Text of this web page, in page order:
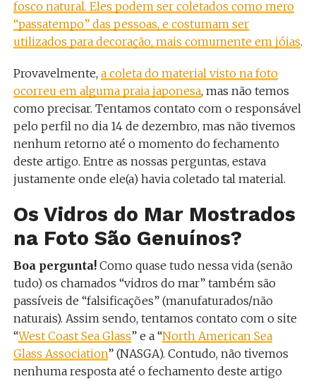
fosco natural. Eles podem ser coletados como mero
“passatempo” das pessoas, e costumam ser
utilizados para decoração, mais comumente em jóias.
Provavelmente, a coleta do material visto na foto
ocorreu em alguma praia japonesa, mas não temos
como precisar. Tentamos contato com o responsável
pelo perfil no dia 14 de dezembro, mas não tivemos
nenhum retorno até o momento do fechamento
deste artigo. Entre as nossas perguntas, estava
justamente onde ele(a) havia coletado tal material.
Os Vidros do Mar Mostrados
na Foto São Genuínos?
Boa pergunta!Como quase tudo nessa vida (senão
tudo) os chamados “vidros do mar” também são
passíveis de “falsificações” (manufaturados/não
naturais). Assim sendo, tentamos contato com o site
“West Coast Sea Glass” e a “North American Sea
Glass Association” (NASGA). Contudo, não tivemos
nenhuma resposta até o fechamento deste artigo